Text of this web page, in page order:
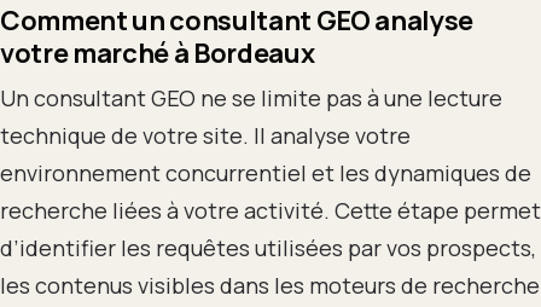
Comment un consultant GEO analyse
votre marché à Bordeaux
Un consultant GEO ne se limite pas à une lecture
technique de votre site. Il analyse votre
environnement concurrentiel et les dynamiques de
recherche liées à votre activité. Cette étape permet
d’identifier les requêtes utilisées par vos prospects,
les contenus visibles dans les moteurs de recherche